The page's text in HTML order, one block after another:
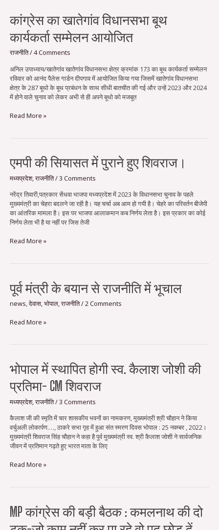
कांग्रेस का खातेगांव विधानसभा बूथ
कार्यकर्ता सम्मेलन आयोजित
राजनीति/4 Comments
अनिल उपाध्याय/खातेगांव खातेगांव विधानसभा क्षेत्र क्रमांक 173 का बूथ कार्यकर्ता सम्मेलन
रविवार को आनंद पैलेस गार्डन दीपगाव में आयोजित किया गया जिसमें खातेगांव विधानसभा
क्षेत्र के 287 बूथो के बूथ प्रबंधन के साथ सीधी बातचीत की गई और उन्हें 2023 और 2024
में होने वाले चुनाव को लेकर अभी से ही अपने बूथो को मजबूत
कांग्रेस
का
खातेगांव
विधानसभा
बूथ
सम्मेलन
आयोजित
Read More »
एमपी की सियासत में पुराने हुए शिवराज।
मध्यप्रदेश,राजनीति/3 Comments
नरेंद्र तिवारी,पत्रकार सेंधवा भाजपा मध्यप्रदेश में 2023 के विधानसभा चुनाव के पहले
मुख्यमंत्री का चेहरा बदलने जा रही है। यह चर्चा अब आम हो गयी है। चेहरे का परिवर्तन बीजेपी
का आंतरिक मामला है। इस पर भाजपा आलाकमान कब निर्णय लेता है। इस प्रकार का कोई
निर्णय लेता भी है या नहीं पर जिस तेजी
एमपी
की
सियासत
पुराने
हुए
शिवराज।
Read More »
पूर्व मंत्री के बयान से राजनीति में भूचाल
news,देवास,भोपाल,राजनीति/2 Comments
पूर्व
मंत्री
के
से
Read More »
भोपाल में स्थापित होगी स्व. कैलाश जोशी की
प्रतिमा- CM शिवराज
मध्यप्रदेश,राजनीति/3 Comments
कैलाश जी की स्मृति में चार शासकीय भवनों का नामकरण, मुख्यमंत्री श्री चौहान ने किया
वर्चुअली लोकार्पण.…, ठाकरे सभा गृह में हुआ संत स्मरण दिवस भोपाल : 25 नवम्बर , 2022।
मुख्यमंत्री शिवराज सिंह चौहान ने कहा है पूर्व मुख्यमंत्री स्व. श्री कैलाश जोशी ने सार्वजनिक
जीवन में प्रतिमान गढ़ते हुए भारत माता के लिए
भोपाल
में
स्थापित
होगी
स्व.
जोशी
की
प्रतिमा-
CM
Read More »
MP कांग्रेस की बड़ी बैठक : कमलनाथ की दो
MP
कांग्रेस
की